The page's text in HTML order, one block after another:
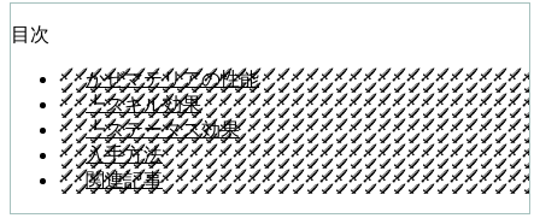
目次
かぜマテリアの性能
┗スキル効果
┗ステータス効果
入手方法
関連記事